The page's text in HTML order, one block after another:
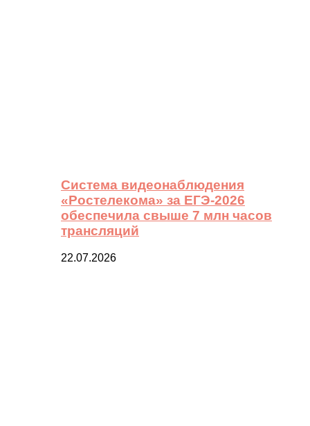
Система видеонаблюдения
«Ростелекома» за ЕГЭ-2026
обеспечила свыше 7 млн часов
трансляций
22.07.2026